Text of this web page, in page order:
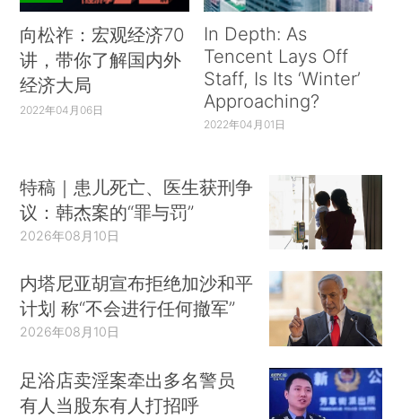
向松祚：宏观经济70
讲，带你了解国内外
经济大局
2022年04月06日
In Depth: As
Tencent Lays Off
Staff, Is Its ‘Winter’
Approaching?
2022年04月01日
特稿｜患儿死亡、医生获刑争
议：韩杰案的“罪与罚”
2026年08月10日
内塔尼亚胡宣布拒绝加沙和平
计划 称“不会进行任何撤军”
2026年08月10日
足浴店卖淫案牵出多名警员
有人当股东有人打招呼